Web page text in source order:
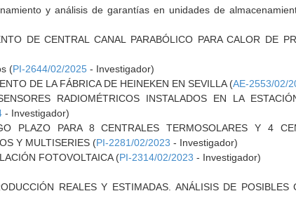
y análisis de garantías en unidades de
DE CENTRAL CANAL PARABÓLICO PARA CALOR DE
(PI-2644/02/2025 - Investigador)
DE LA FÁBRICA DE HEINEKEN EN SEVILLA (AE-2553/02/
RADIOMÉTRICOS INSTALADOS EN LA
- Investigador)
PLAZO PARA 8 CENTRALES TERMOSOLARES Y 4
Y MULTISERIES (PI-2281/02/2023 - Investigador)
FOTOVOLTAICA (PI-2314/02/2023 - Investigador)
REALES Y ESTIMADAS. ANÁLISIS DE POSIBLES